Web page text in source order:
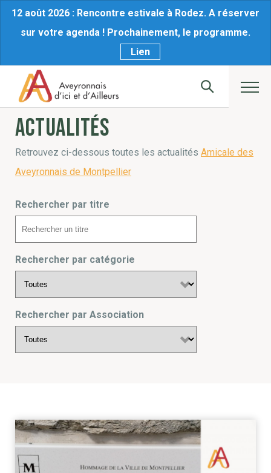
12 août 2026 : Rencontre estivale à Rodez. A réserver
sur votre agenda ! Prochainement, le programme.
Lien
Actualités
Retrouvez ci-dessous toutes les actualités Amicale des
Aveyronnais de Montpellier
Rechercher par titre
Rechercher par catégorie
Rechercher par Association